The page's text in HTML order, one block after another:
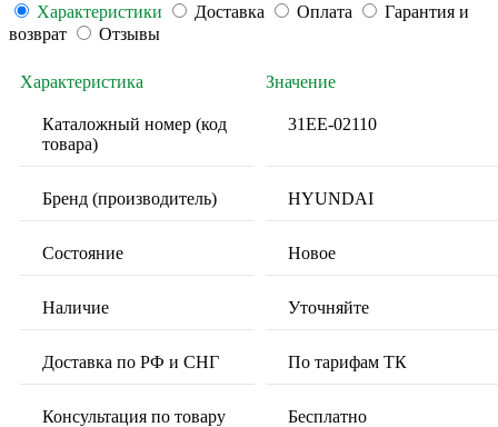
Характеристики
Доставка Оплата
Гарантия и
возврат
Отзывы
Характеристика Значение
Каталожный номер (код
товара)
31EE-02110
Бренд (производитель) HYUNDAI
Состояние Новое
Наличие Уточняйте
Доставка по РФ и СНГ По тарифам ТК
Консультация по товару Бесплатно